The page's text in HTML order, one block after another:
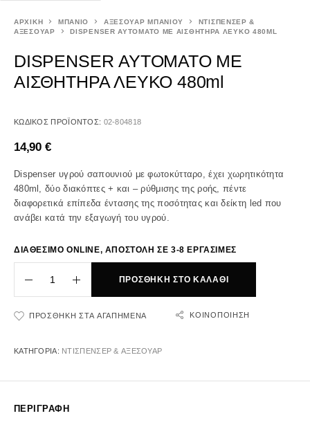
ΑΡΧΙΚΉ ΜΠΑΝΙΟ ΑΞΕΣΟΥΑΡ ΜΠΑΝΙΟΥ
ΝΤΙΣΠΕΝΣΕΡ &
ΑΞΕΣΟΥΑΡ
DISPENSER ΑΥΤΟΜΑΤΟ ΜΕ ΑΙΣΘΗΤΗΡΑ ΛΕΥΚΟ 480ML
DISPENSER ΑΥΤΟΜΑΤΟ ΜΕ
ΑΙΣΘΗΤΗΡΑ ΛΕΥΚΟ 480ml
ΚΩΔΙΚΌΣ ΠΡΟΪΌΝΤΟΣ: 02-804818
14,90 €
Dispenser υγρού σαπουνιού με φωτοκύτταρο, έχει χωρητικότητα
480ml, δύο διακόπτες + και – ρύθμισης της ροής, πέντε
διαφορετικά επίπεδα έντασης της ποσότητας και δείκτη led που
ανάβει κατά την εξαγωγή του υγρού.
ΔΙΑΘΕΣΙΜΟ ONLINE, ΑΠΟΣΤΟΛΗ ΣΕ 3-8 ΕΡΓΑΣΙΜΕΣ
ΠΡΟΣΘΉΚΗ ΣΤΟ ΚΑΛΆΘΙ
ΠΡΟΣΘΉΚΗ ΣΤΑ ΑΓΑΠΗΜΈΝΑ ΚΟΙΝΟΠΟΊΗΣΗ
ΚΑΤΗΓΟΡΊΑ: ΝΤΙΣΠΕΝΣΕΡ & ΑΞΕΣΟΥΑΡ
ΠΕΡΙΓΡΑΦΉ